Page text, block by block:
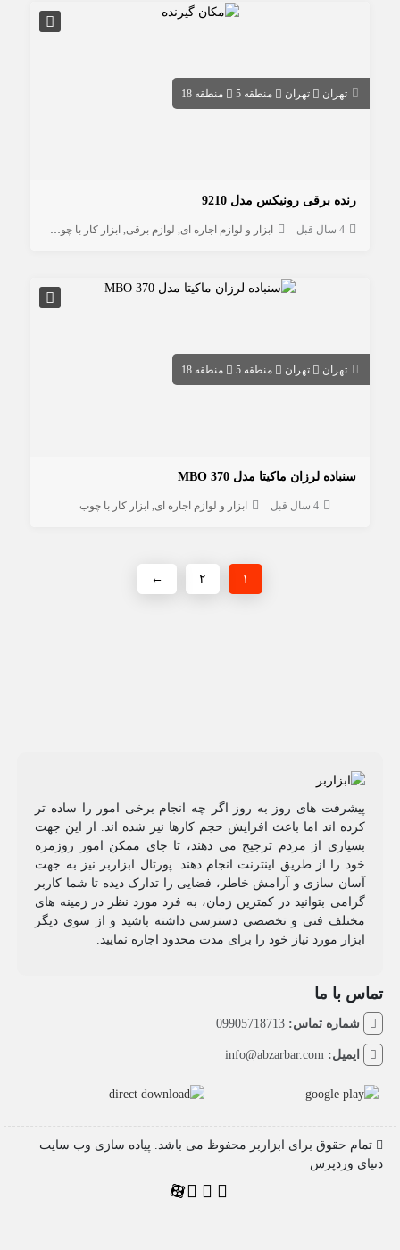
تهران تهران منطقه 5 منطقه 18
رنده برقی رونیکس مدل 9210
4 سال قبل ابزار و لوازم اجاره ای لوازم برقی ابزار کار با چوب
تهران تهران منطقه 5 منطقه 18
سنباده لرزان ماکیتا مدل MBO 370
4 سال قبل ابزار و لوازم اجاره ای ابزار کار با چوب
۱ ۲ ←
پیشرفت های روز به روز اگر چه انجام برخی امور را ساده تر
کرده اند اما باعث افزایش حجم کارها نیز شده اند. از این جهت
بسیاری از مردم ترجیح می دهند، تا جای ممکن امور روزمره
خود را از طریق اینترنت انجام دهند. پورتال ابزاربر نیز به جهت
آسان سازی و آرامش خاطر، فضایی را تدارک دیده تا شما کاربر
گرامی بتوانید در کمترین زمان، به فرد مورد نظر در زمینه های
مختلف فنی و تخصصی دسترسی داشته باشید و از سوی دیگر
ابزار مورد نیاز خود را برای مدت محدود اجاره نمایید.
تماس با ما
شماره تماس:09905718713
ایمیل:info@abzarbar.com
تمام حقوق برای ابزاربر محفوظ می باشد. پیاده سازی وب سایت
دنیای وردپرس